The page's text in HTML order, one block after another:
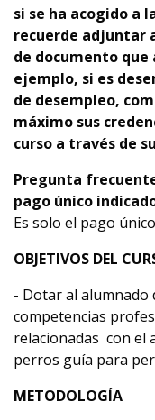
si se ha acogido a
recuerde adjuntar
de documento
ejemplo, si es
de desempleo,
máximo sus
curso a través de
Pregunta
pago único
Es solo el pago
OBJETIVOS DEL
- Dotar al alumnado
competencias
relacionadas con el
perros guía para
METODOLOGÍA